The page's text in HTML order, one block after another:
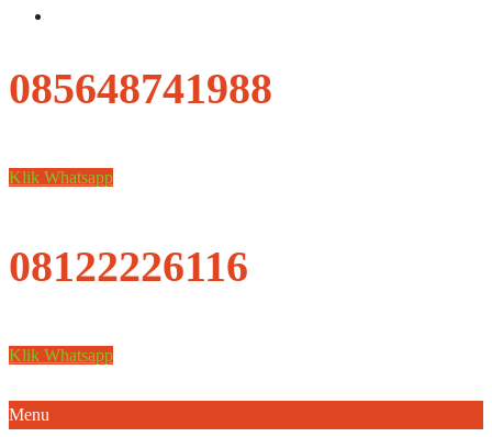
085648741988
Klik Whatsapp
08122226116
Klik Whatsapp
Menu